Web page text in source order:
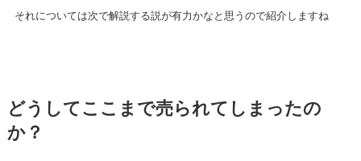
それについては次で解説する説が有力かなと思うので紹介しますね
どうしてここまで売られてしまったの
か？